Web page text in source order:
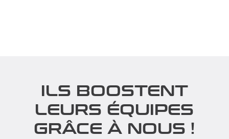
ILS BOOSTENT
LEURS ÉQUIPES
GRÂCE À NOUS !